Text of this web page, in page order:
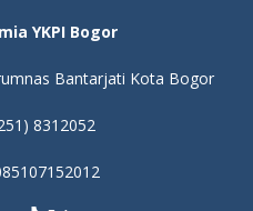
YKPI Bogor
Bantarjati Kota Bogor
8312052